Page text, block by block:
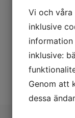
Startsidan
Varumärken
Köpvillkor
Kontakta oss
Vi och våra
inklusive
inklusive:
Genom att
dessa